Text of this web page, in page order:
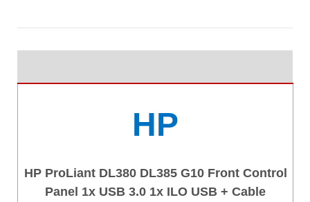
HP
HP ProLiant DL380 DL385 G10 Front Control
Panel 1x USB 3.0 1x ILO USB + Cable